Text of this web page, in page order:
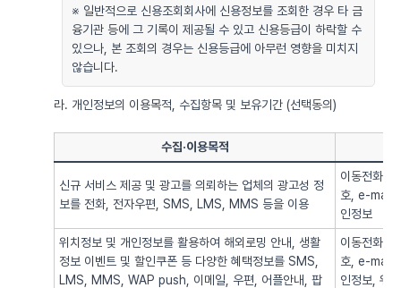
※ 일반적으로 신용조회회사에 신용정보를 조회한 경우 타 금
융기관 등에 그 기록이 제공될 수 있고 신용등급이 하락할 수
있으나, 본 조회의 경우는 신용등급에 아무런 영향을 미치지
않습니다.
라. 개인정보의 이용목적, 수집항목 및 보유기간 (선택동의)
수집·이용목적
신규 서비스 제공 및 광고를 의뢰하는 업체의 광고성 정
보를 전화, 전자우편, SMS, LMS, MMS 등을 이용
이동전화번
호, e-mail,
인정보
위치정보 및 개인정보를 활용하여 해외로밍 안내, 생활
정보 이벤트 및 할인쿠폰 등 다양한 혜택정보를 SMS,
LMS, MMS, WAP push, 이메일, 우편, 어플안내, 팝
이동전화번
호, e-mail,
인정보, 위